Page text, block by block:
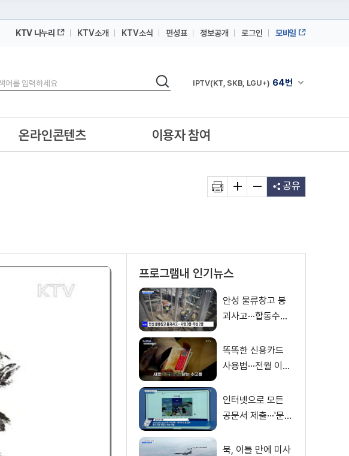
KTV 나누리 KTV소개 KTV소식 편성표 정보공개 로그인 모바일
검색
검색 채널안내 펼쳐
IPTV(KT, SKB, LGU+) 64번
IPTV(KT, SKB, LGU+)
온라인콘텐츠 이용자 참여
공유
프로그램내 인기뉴스
안성 물류창고 붕
괴사고···합동수사
똑똑한 신용카드
사용법···전월 이용
[S&News]
인터넷으로 모든
공문서 제출···'문서
북, 이틀 만에 미사